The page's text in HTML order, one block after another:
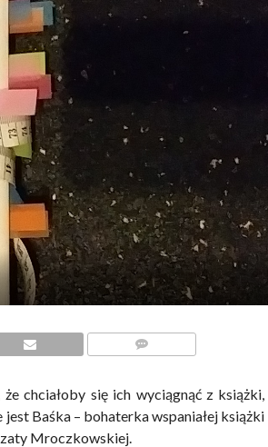
chciałoby się ich wyciągnąć z książki,
jest Baśka – bohaterka wspaniałej książki
Mroczkowskiej.